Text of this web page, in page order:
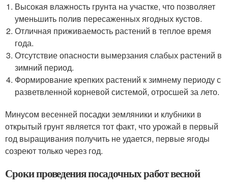
Высокая влажность грунта на участке, что позволяет
уменьшить полив пересаженных ягодных кустов.
Отличная приживаемость растений в теплое время
года.
Отсутствие опасности вымерзания слабых растений в
зимний период.
Формирование крепких растений к зимнему периоду с
разветвленной корневой системой, отросшей за лето.
Минусом весенней посадки земляники и клубники в
открытый грунт является тот факт, что урожай в первый
год выращивания получить не удается, первые ягоды
созреют только через год.
Сроки проведения посадочных работ весной